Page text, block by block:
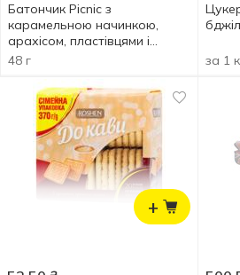
Батончик Picnic з
карамельною начинкою,
арахісом, пластівцями і
родзинками 48г
48 г за 1
+